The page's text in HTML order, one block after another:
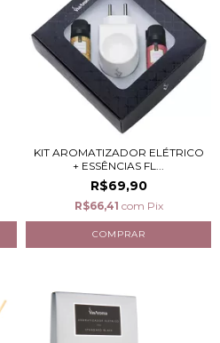
KIT AROMATIZADOR ELÉTRICO
+ ESSÊNCIAS FL...
R$69,90
R$66,41 com Pix